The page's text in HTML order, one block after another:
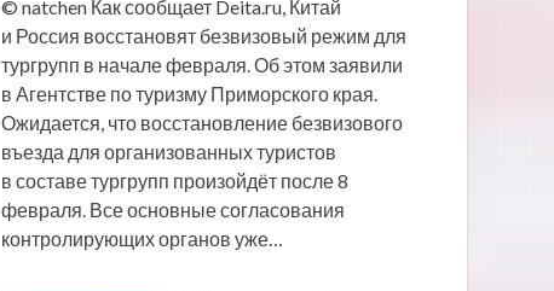
© natchen Как сообщает Deita.ru, Китай
и Россия восстановят безвизовый режим для
тургрупп в начале февраля. Об этом заявили
в Агентстве по туризму Приморского края.
Ожидается, что восстановление безвизового
въезда для организованных туристов
в составе тургрупп произойдёт после 8
февраля. Все основные согласования
контролирующих органов уже…